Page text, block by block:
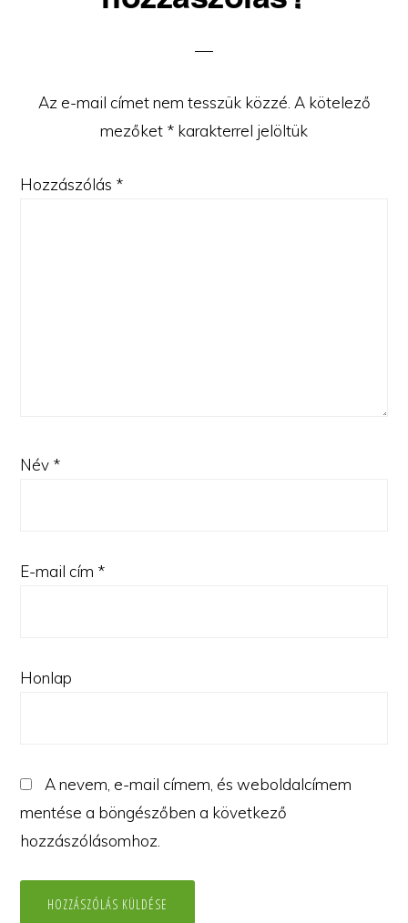
Az e-mail címet nem tesszük közzé. A kötelező
mezőket * karakterrel jelöltük
Hozzászólás *
Név *
E-mail cím *
Honlap
A nevem, e-mail címem, és weboldalcímem
mentése a böngészőben a következő
hozzászólásomhoz.